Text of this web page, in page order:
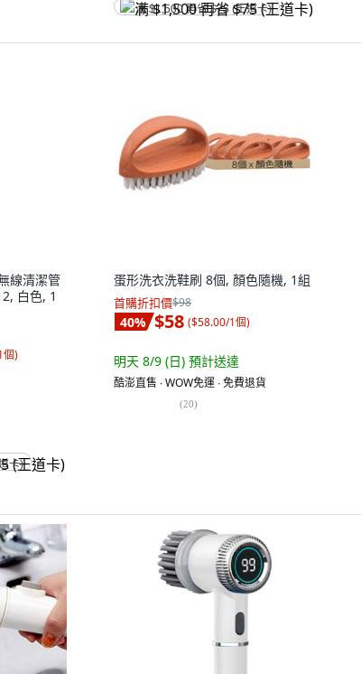
满 $1,500 再省 $75 (王道卡)
線清潔管
白色, 1
個)
卡)
蛋形洗衣洗鞋刷 8個, 顏色隨機, 1組
首購折扣價$98
40% $58 ($58.00/1個)
明天 8/9 (日) 預計送達
酷澎直售 ∙ WOW免運 ∙ 免費退貨
(20)